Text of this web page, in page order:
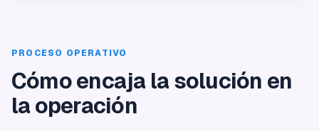
PROCESO OPERATIVO
Cómo encaja la solución en
la operación